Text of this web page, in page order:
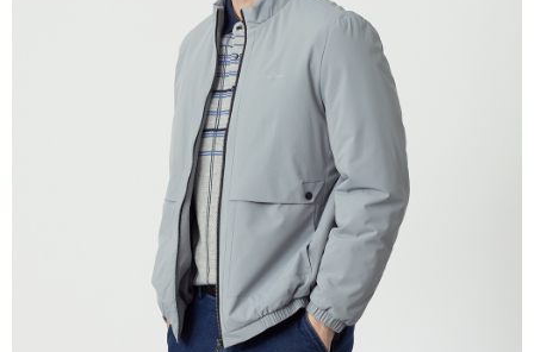
每筆NT$80，滿NT$1,200(含以上)免運費
每筆NT$80，滿NT$1,200(含以上)免運費